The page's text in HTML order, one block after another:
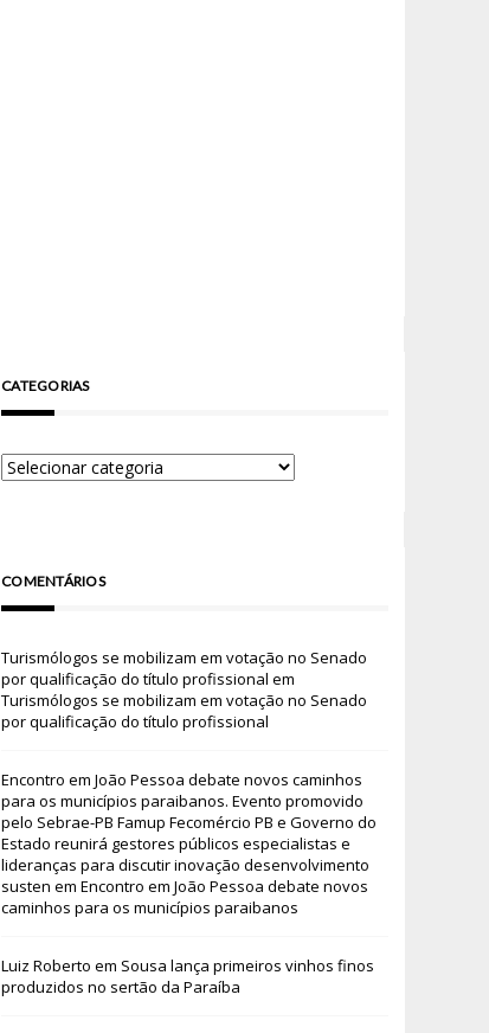
CATEGORIAS
COMENTÁRIOS
Turismólogos se mobilizam em votação no Senado
por qualificação do título profissional em
Turismólogos se mobilizam em votação no Senado
por qualificação do título profissional
Encontro em João Pessoa debate novos caminhos
para os municípios paraibanos. Evento promovido
pelo Sebrae-PB Famup Fecomércio PB e Governo do
Estado reunirá gestores públicos especialistas e
lideranças para discutir inovação desenvolvimento
susten em Encontro em João Pessoa debate novos
caminhos para os municípios paraibanos
Luiz Roberto em Sousa lança primeiros vinhos finos
produzidos no sertão da Paraíba